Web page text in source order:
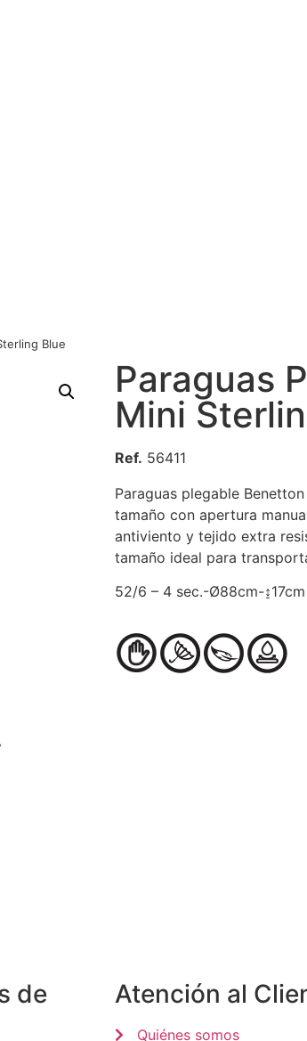
Blue
Paraguas
Mini
Ref. 56411
Paraguas plegable
tamaño con apertura
antiviento y tejido extra
tamaño ideal para
52/6 – 4 sec.-Ø88cm-↨17cm
de
Atención al
Quiénes somos